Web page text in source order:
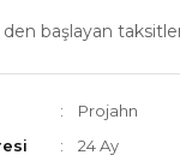
den başlayan
Projahn
24 Ay